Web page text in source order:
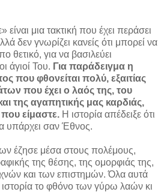
είναι μια τακτική που έχει περάσει
δεν γνωρίζει κανείς ότι μπορεί να
θετικό, για να βασιλεύει
άγιοί Του. Για παράδειγμα η
που φθονείται πολύ, εξαιτίας
που έχει ο λαός της, του
της αγαπητικής μας καρδιάς,
είμαστε. Η ιστορία απέδειξε ότι
υπάρχει σαν Έθνος.
έζησε μέσα στους πολέμους,
της θέσης, της ομορφιάς της,
και των επιστημών. Όλα αυτά
το φθόνο των γύρω λαών κι